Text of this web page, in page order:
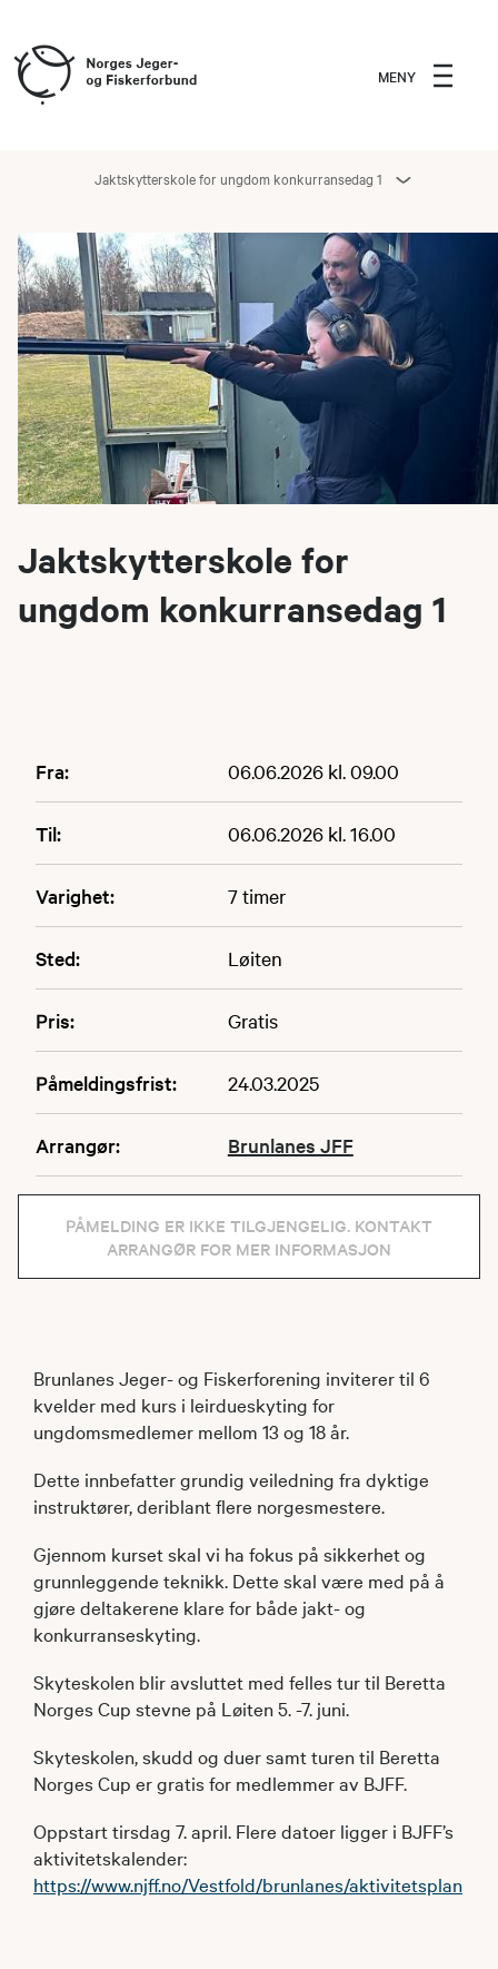
MENY
Jaktskytterskole for ungdom konkurransedag 1
Jaktskytterskole for
ungdom konkurransedag 1
Fra: 06.06.2026 kl. 09.00
Til: 06.06.2026 kl. 16.00
Varighet: 7 timer
Sted: Løiten
Pris: Gratis
Påmeldingsfrist: 24.03.2025
Arrangør: Brunlanes JFF
PÅMELDING ER IKKE TILGJENGELIG. KONTAKT
ARRANGØR FOR MER INFORMASJON
Brunlanes Jeger- og Fiskerforening inviterer til 6
kvelder med kurs i leirdueskyting for
ungdomsmedlemer mellom 13 og 18 år.
Dette innbefatter grundig veiledning fra dyktige
instruktører, deriblant flere norgesmestere.
Gjennom kurset skal vi ha fokus på sikkerhet og
grunnleggende teknikk. Dette skal være med på å
gjøre deltakerene klare for både jakt- og
konkurranseskyting.
Skyteskolen blir avsluttet med felles tur til Beretta
Norges Cup stevne på Løiten 5. -7. juni.
Skyteskolen, skudd og duer samt turen til Beretta
Norges Cup er gratis for medlemmer av BJFF.
Oppstart tirsdag 7. april. Flere datoer ligger i BJFF’s
aktivitetskalender:
https://www.njff.no/Vestfold/brunlanes/aktivitetsplan